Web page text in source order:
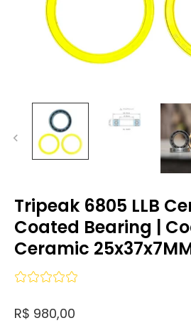
Tripeak 6805 LLB
Coated Bearing |
Ceramic
R$ 980,00